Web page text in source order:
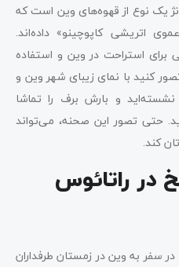
یک نوع از قهوه‌های وین است که
اتریشی کاپوچینو» داده‌اند.
برای استراحت در وین و استفاده
کنید با نمای زیبای شهر وین و
و بارش برف را تماشا
حتی تصور این صحنه، می‌تواند
کند.
در راتائوس
سفر به وین در زمستان طرفداران